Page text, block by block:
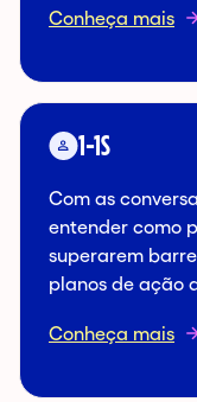
Conheça mais
1-1S
Com as
entender como
superarem
planos de ação
Conheça mais